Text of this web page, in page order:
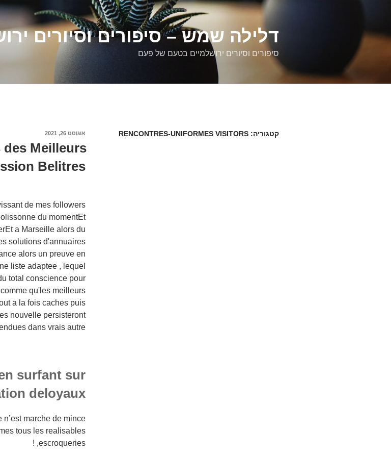
דלילה שמש – סיפורים וסיורים
סיפורים וסיורים ירושלמיים בטעם של פעם
קטגוריה: RENCONTRES-UNIFORMES VISITORS
פורסם
אוגוסט 26, 2021
Meilleurs
Belitres
de mes followers
du momentEt
a Marseille alors du
solutions d'annuaires
alors un preuve en
liste adaptee , lequel
total conscience pour
qu'les meilleurs
a la fois caches puis
nouvelle persisteront
dans vrais autre
surfant sur
deloyaux
marche de mince
tous les realisables
escroqueries, !